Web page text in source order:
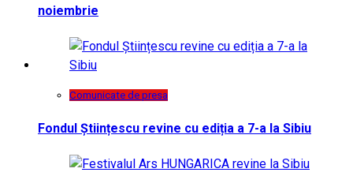
noiembrie
Comunicate de presa
Fondul Științescu revine cu ediția a 7-a la Sibiu